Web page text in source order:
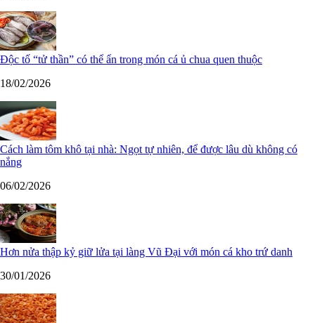
Độc tố “tử thần” có thể ẩn trong món cá ủ chua quen thuộc
18/02/2026
Cách làm tôm khô tại nhà: Ngọt tự nhiên, để được lâu dù không có
nắng
06/02/2026
Hơn nửa thập kỷ giữ lửa tại làng Vũ Đại với món cá kho trứ danh
30/01/2026